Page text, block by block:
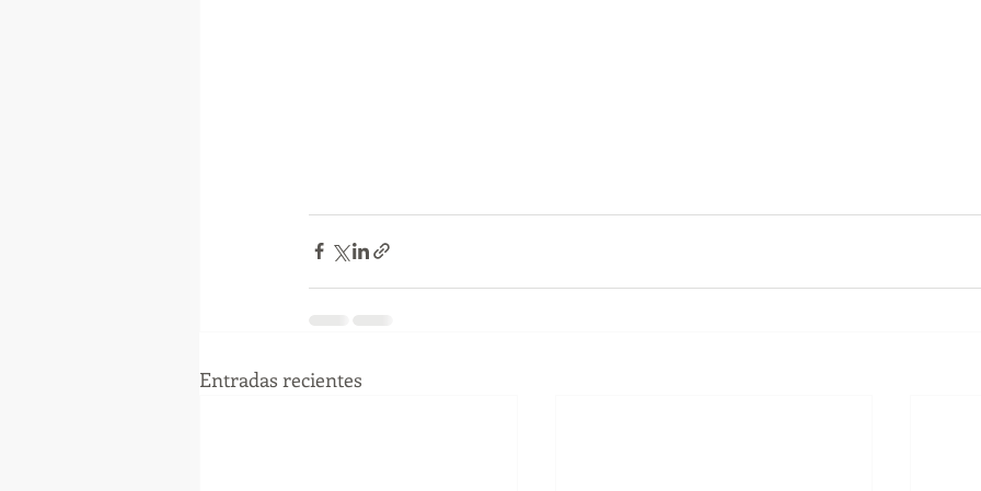
Entradas recientes